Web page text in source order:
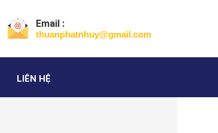
Email :
thuanphatnhuy@gmail.com
LIÊN HỆ